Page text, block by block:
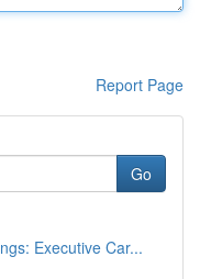
Report Page
Go
Executive Car...